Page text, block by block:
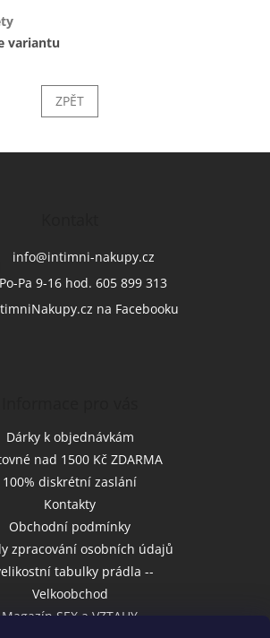
variantu
ZPĚT
info@intimni-nakupy.cz
Po-Pa 9-16 hod. 605 899 313
na Facebooku
Dárky k objednávkám
nad 1500 Kč ZDARMA
100% diskrétní zaslání
Kontakty
Obchodní podmínky
zpracování osobních údajů
tabulky prádla --
Velkoobchod
Magazín SEX a VZTAHY